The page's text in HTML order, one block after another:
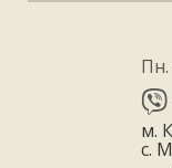
Пн.
м.
с.